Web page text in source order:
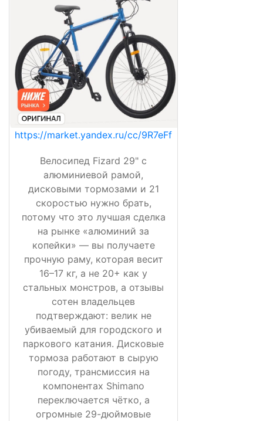
https://market.yandex.ru/cc/9R7eFf
Велосипед Fizard 29" с
алюминиевой рамой,
дисковыми тормозами и 21
скоростью нужно брать,
потому что это лучшая сделка
на рынке «алюминий за
копейки» — вы получаете
прочную раму, которая весит
16–17 кг, а не 20+ как у
стальных монстров, а отзывы
сотен владельцев
подтверждают: велик не
убиваемый для городского и
паркового катания. Дисковые
тормоза работают в сырую
погоду, трансмиссия на
компонентах Shimano
переключается чётко, а
огромные 29-дюймовые